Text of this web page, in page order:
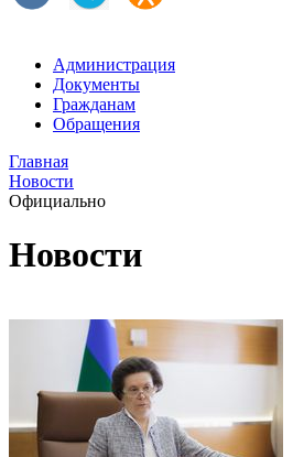
Администрация
Документы
Гражданам
Обращения
Главная
Новости
Официально
Новости